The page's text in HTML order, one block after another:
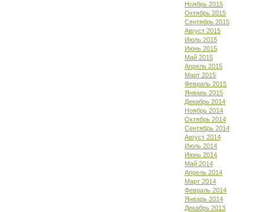
Ноябрь 2015
Октябрь 2015
Сентябрь 2015
Август 2015
Июль 2015
Июнь 2015
Май 2015
Апрель 2015
Март 2015
Февраль 2015
Январь 2015
Декабрь 2014
Ноябрь 2014
Октябрь 2014
Сентябрь 2014
Август 2014
Июль 2014
Июнь 2014
Май 2014
Апрель 2014
Март 2014
Февраль 2014
Январь 2014
Декабрь 2013